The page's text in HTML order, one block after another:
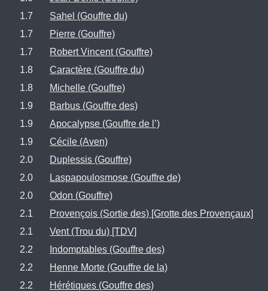
1.7
Sahel (Gouffre du)
1.7
Pierre (Gouffre)
1.7
Robert Vincent (Gouffre)
1.8
Caractère (Gouffre du)
1.8
Michelle (Gouffre)
1.9
Barbus (Gouffre des)
1.9
Apocalypse (Gouffre de l’)
1.9
Cécile (Aven)
2.0
Duplessis (Gouffre)
2.0
Laspapoulosmose (Gouffre de)
2.0
Odon (Gouffre)
2.1
Provençois (Sortie des) [Grotte des Provençaux]
2.1
Vent (Trou du) [TDV]
2.2
Indomptables (Gouffre des)
2.2
Henne Morte (Gouffre de la)
2.2
Hérétiques (Gouffre des)